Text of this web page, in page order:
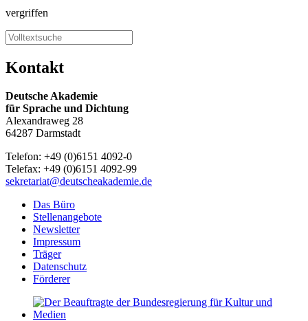
vergriffen
Kontakt
Deutsche Akademie
für Sprache und Dichtung
Alexandraweg 28
64287 Darmstadt
Telefon: +49 (0)6151 4092-0
Telefax: +49 (0)6151 4092-99
sekretariat@deutscheakademie.de
Das Büro
Stellenangebote
Newsletter
Impressum
Träger
Datenschutz
Förderer